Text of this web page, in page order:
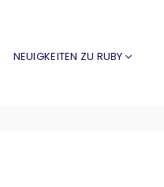
NEUIGKEITEN ZU RUBY